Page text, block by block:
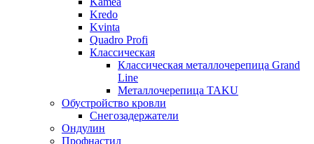
Kredo
Kvinta
Quadro Profi
Классическая
Классическая металлочерепица Grand
Line
Металлочерепица TAKU
Обустройство кровли
Снегозадержатели
Ондулин
Профнастил